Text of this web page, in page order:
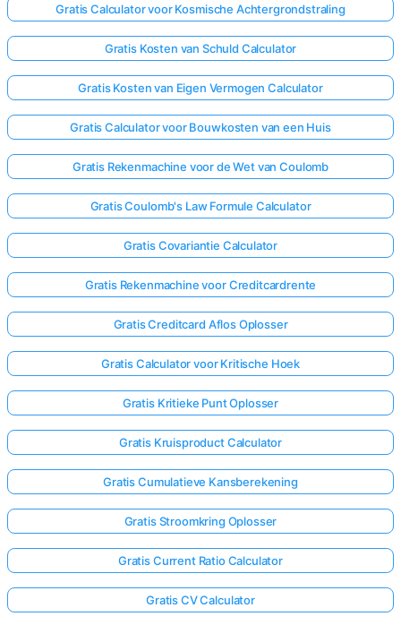
Gratis Calculator voor Kosmische Achtergrondstraling
Gratis Kosten van Schuld Calculator
Gratis Kosten van Eigen Vermogen Calculator
Gratis Calculator voor Bouwkosten van een Huis
Gratis Rekenmachine voor de Wet van Coulomb
Gratis Coulomb's Law Formule Calculator
Gratis Covariantie Calculator
Gratis Rekenmachine voor Creditcardrente
Gratis Creditcard Aflos Oplosser
Gratis Calculator voor Kritische Hoek
Gratis Kritieke Punt Oplosser
Gratis Kruisproduct Calculator
Gratis Cumulatieve Kansberekening
Gratis Stroomkring Oplosser
Gratis Current Ratio Calculator
Gratis CV Calculator